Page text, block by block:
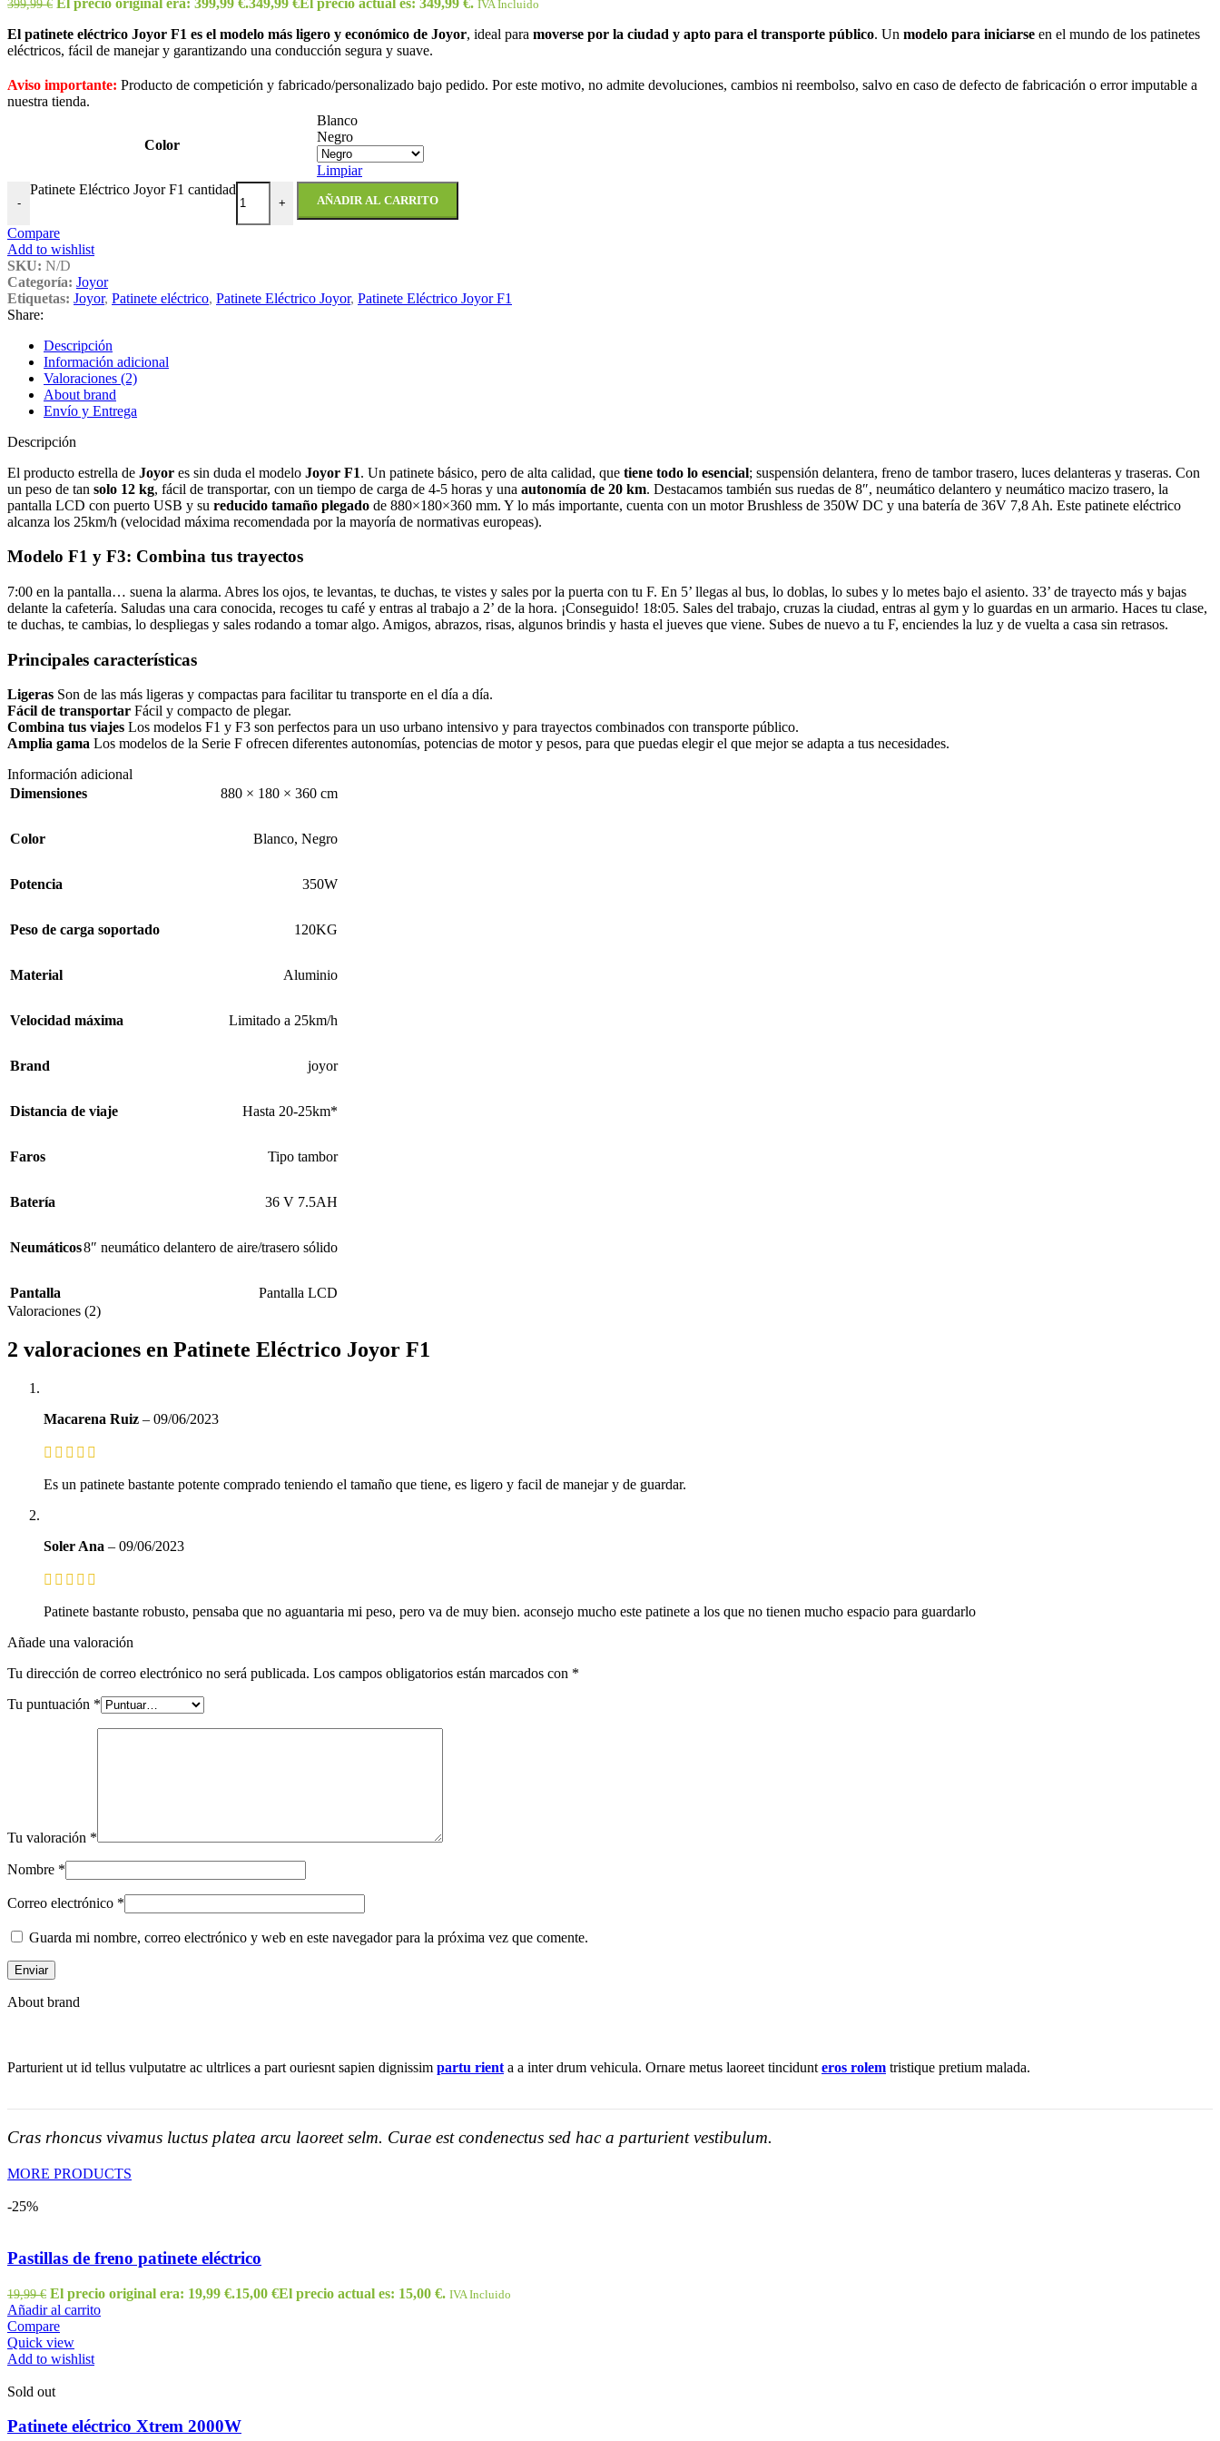
399,99€ IVA Incluido
El patinete eléctrico Joyor F1 es el modelo más ligero y económico de Joyor, ideal para moverse por la ciudad y apto para el transporte público. Un modelo para iniciarse en el mundo de los patinetes
eléctricos, fácil de manejar y garantizando una conducción segura y suave.
Aviso importante: Producto de competición y fabricado/personalizado bajo pedido. Por este motivo, no admite devoluciones, cambios ni reembolso, salvo en caso de defecto de fabricación o error imputable a
nuestra tienda.
Color
Blanco
Negro
Limpiar
-
Patinete Eléctrico Joyor F1 cantidad
+ AÑADIR AL CARRITO
Compare
Add to wishlist
SKU: N/D
Categoría: Joyor
Etiquetas: Joyor, Patinete eléctrico, Patinete Eléctrico Joyor, Patinete Eléctrico Joyor F1
Share:
Descripción
Información adicional
Valoraciones (2)
About brand
Envío y Entrega
Descripción
El producto estrella de Joyor es sin duda el modelo Joyor F1. Un patinete básico, pero de alta calidad, que tiene todo lo esencial; suspensión delantera, freno de tambor trasero, luces delanteras y traseras. Con
un peso de tan solo 12 kg, fácil de transportar, con un tiempo de carga de 4-5 horas y una autonomía de 20 km. Destacamos también sus ruedas de 8″, neumático delantero y neumático macizo trasero, la
pantalla LCD con puerto USB y su reducido tamaño plegado de 880×180×360 mm. Y lo más importante, cuenta con un motor Brushless de 350W DC y una batería de 36V 7,8 Ah. Este patinete eléctrico
alcanza los 25km/h (velocidad máxima recomendada por la mayoría de normativas europeas).
Modelo F1 y F3: Combina tus trayectos
7:00 en la pantalla… suena la alarma. Abres los ojos, te levantas, te duchas, te vistes y sales por la puerta con tu F. En 5’ llegas al bus, lo doblas, lo subes y lo metes bajo el asiento. 33’ de trayecto más y bajas
delante la cafetería. Saludas una cara conocida, recoges tu café y entras al trabajo a 2’ de la hora. ¡Conseguido! 18:05. Sales del trabajo, cruzas la ciudad, entras al gym y lo guardas en un armario. Haces tu clase,
te duchas, te cambias, lo despliegas y sales rodando a tomar algo. Amigos, abrazos, risas, algunos brindis y hasta el jueves que viene. Subes de nuevo a tu F, enciendes la luz y de vuelta a casa sin retrasos.
Principales características
Ligeras Son de las más ligeras y compactas para facilitar tu transporte en el día a día.
Fácil de transportar Fácil y compacto de plegar.
Combina tus viajes Los modelos F1 y F3 son perfectos para un uso urbano intensivo y para trayectos combinados con transporte público.
Amplia gama Los modelos de la Serie F ofrecen diferentes autonomías, potencias de motor y pesos, para que puedas elegir el que mejor se adapta a tus necesidades.
Información adicional
Dimensiones
880 × 180 × 360 cm
Color Blanco, Negro
Potencia 350W
Peso de carga soportado 120KG
Material Aluminio
Velocidad máxima Limitado a 25km/h
Brand joyor
Distancia de viaje Hasta 20-25km*
Faros Tipo tambor
Batería 36 V 7.5AH
Neumáticos8″ neumático delantero de aire/trasero sólido
Pantalla
Pantalla LCD
Valoraciones (2)
2 valoraciones en Patinete Eléctrico Joyor F1
Macarena Ruiz – 09/06/2023
Es un patinete bastante potente comprado teniendo el tamaño que tiene, es ligero y facil de manejar y de guardar.
Soler Ana – 09/06/2023
Patinete bastante robusto, pensaba que no aguantaria mi peso, pero va de muy bien. aconsejo mucho este patinete a los que no tienen mucho espacio para guardarlo
Añade una valoración
Tu dirección de correo electrónico no será publicada. Los campos obligatorios están marcados con *
Tu puntuación *
Tu valoración *
Nombre *
Correo electrónico *
Guarda mi nombre, correo electrónico y web en este navegador para la próxima vez que comente.
About brand
Parturient ut id tellus vulputatre ac ultrlices a part ouriesnt sapien dignissim partu rient a a inter drum vehicula. Ornare metus laoreet tincidunt eros rolem tristique pretium malada.
Cras rhoncus vivamus luctus platea arcu laoreet selm. Curae est condenectus sed hac a parturient vestibulum.
MORE PRODUCTS
-25%
Pastillas de freno patinete eléctrico
19,99€ El precio original era: 19,99 €.15,00 €El precio actual es: 15,00 €. IVA Incluido
Añadir al carrito
Compare
Quick view
Add to wishlist
Sold out
Patinete eléctrico Xtrem 2000W